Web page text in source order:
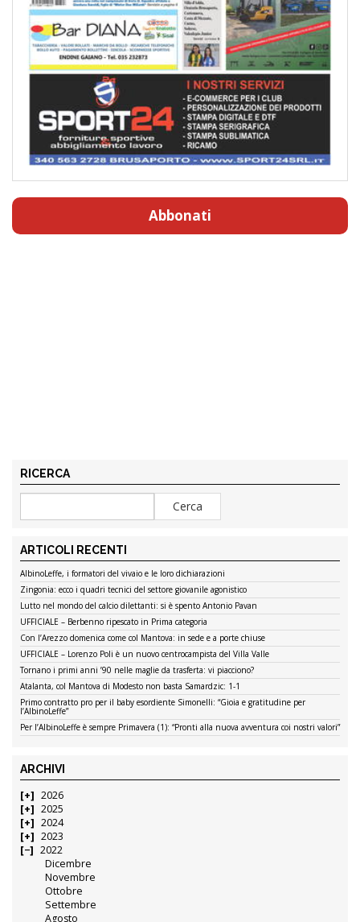
Abbonati
RICERCA
ARTICOLI RECENTI
AlbinoLeffe, i formatori del vivaio e le loro dichiarazioni
Zingonia: ecco i quadri tecnici del settore giovanile agonistico
Lutto nel mondo del calcio dilettanti: si è spento Antonio Pavan
UFFICIALE – Berbenno ripescato in Prima categoria
Con l’Arezzo domenica come col Mantova: in sede e a porte chiuse
UFFICIALE – Lorenzo Poli è un nuovo centrocampista del Villa Valle
Tornano i primi anni ’90 nelle maglie da trasferta: vi piacciono?
Atalanta, col Mantova di Modesto non basta Samardzic: 1-1
Primo contratto pro per il baby esordiente Simonelli: “Gioia e gratitudine per
l’AlbinoLeffe”
Per l’AlbinoLeffe è sempre Primavera (1): “Pronti alla nuova avventura coi nostri valori”
ARCHIVI
2026
2025
2024
2023
2022
Dicembre
Novembre
Ottobre
Settembre
Agosto